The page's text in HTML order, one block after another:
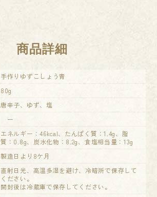
商品詳細
手作りゆずこしょう青
80g
唐辛子、ゆず、塩
ー
エネルギー：46kcal、たんぱく質：1.4g、脂
質：0.8g、炭水化物：8.2g、食塩相当量：13g
製造日より8ケ月
直射日光、高温多湿を避け、冷暗所で保存して
ください。
開封後は冷蔵庫で保存してください。